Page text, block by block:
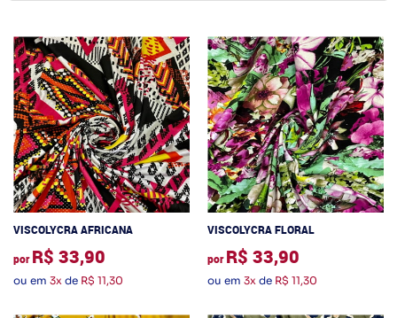
VISCOLYCRA AFRICANA
por R$ 33,90
ou em 3x de R$ 11,30
VISCOLYCRA FLORAL
por R$ 33,90
ou em 3x de R$ 11,30